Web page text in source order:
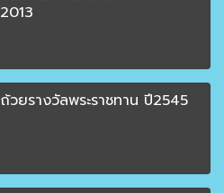
2013
ถ้วยรางวัลพระราชทาน ปี2545